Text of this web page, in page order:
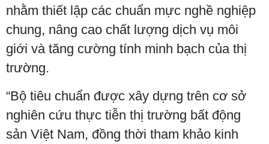
nhằm thiết lập các chuẩn mực nghề nghiệp
chung, nâng cao chất lượng dịch vụ môi
giới và tăng cường tính minh bạch của thị
trường.
“Bộ tiêu chuẩn được xây dựng trên cơ sở
nghiên cứu thực tiễn thị trường bất động
sản Việt Nam, đồng thời tham khảo kinh